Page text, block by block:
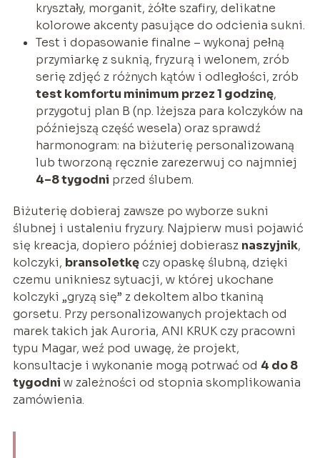
kryształy, morganit, żółte szafiry, delikatne
kolorowe akcenty pasujące do odcienia sukni.
Test i dopasowanie finalne – wykonaj pełną
przymiarkę z suknią, fryzurą i welonem, zrób
serię zdjęć z różnych kątów i odległości, zrób
test komfortu minimum przez 1 godzinę,
przygotuj plan B (np. lżejsza para kolczyków na
późniejszą część wesela) oraz sprawdź
harmonogram: na biżuterię personalizowaną
lub tworzoną ręcznie zarezerwuj co najmniej
4–8 tygodni przed ślubem.
Biżuterię dobieraj zawsze po wyborze sukni
ślubnej i ustaleniu fryzury. Najpierw musi pojawić
się kreacja, dopiero później dobierasz naszyjnik,
kolczyki, bransoletkęczy opaskę ślubną, dzięki
czemu unikniesz sytuacji, w której ukochane
kolczyki „gryzą się” z dekoltem albo tkaniną
gorsetu. Przy personalizowanych projektach od
marek takich jak Auroria, ANI KRUK czy pracowni
typu Magar, weź pod uwagę, że projekt,
konsultacje i wykonanie mogą potrwać od 4 do 8
tygodni w zależności od stopnia skomplikowania
zamówienia.